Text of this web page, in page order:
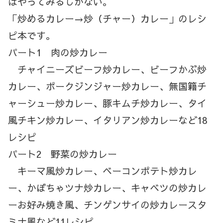
「炒めるカレー→炒（チャー）カレー」のレシ
ピ本です。
パート1 肉の炒カレー
チャイニーズビーフ炒カレー、ビーフかぶ炒
カレー、ポークジンジャー炒カレー、無国籍チ
ャーシュー炒カレー、豚キムチ炒カレー、タイ
風チキン炒カレー、イタリアン炒カレーなど18
レシピ
パート2 野菜の炒カレー
キーマ風炒カレー、ベーコンポテト炒カレ
ー、かぼちゃツナ炒カレー、キャベツの炒カレ
ーお好み焼き風、チンゲンサイの炒カレースタ